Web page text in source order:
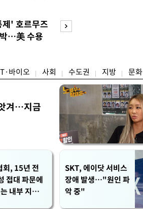
협회가 2011~2012
실을 확인했다. 당시
여 명에게 한 번에
돈을 성
' 호르무즈
…美 수용
바이오 사회 수도권 지방 문화
겨…지금
회, 15년 전
접대 파문에
내부 지침
SKT, 에이닷 서비스
장애 발생…"원인 파
악 중"